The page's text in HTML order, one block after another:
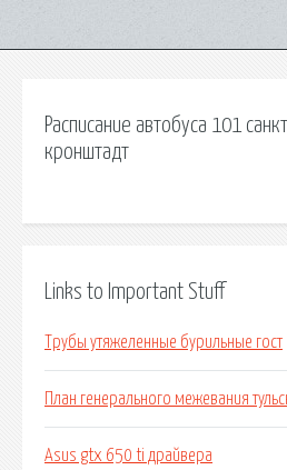
Расписание автобуса 101
кронштадт
Links to Important Stuff
Трубы утяжеленные бурильные гост
План генерального межевания
Asus gtx 650 ti драйвера